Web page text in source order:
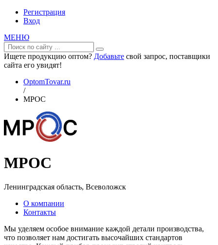
Регистрация
Вход
МЕНЮ
Ищете продукцию оптом? Добавьте свой запрос, поставщики
сайта его увидят!
OptomTovar.ru
/
МРОС
МРОС
Ленинградская область, Всеволожск
О компании
Контакты
Мы уделяем особое внимание каждой детали производства,
что позволяет нам достигать высочайших стандартов